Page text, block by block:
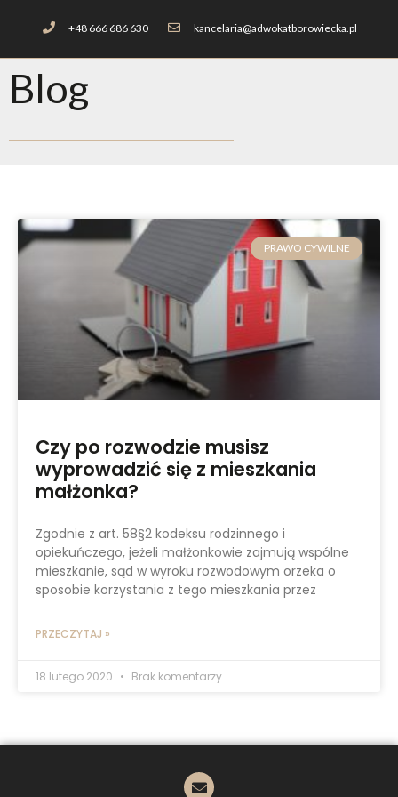
+48 666 686 630 kancelaria@adwokatborowiecka.pl
Blog
PRAWO CYWILNE
Czy po rozwodzie musisz
wyprowadzić się z mieszkania
małżonka?
Zgodnie z art. 58§2 kodeksu rodzinnego i
opiekuńczego, jeżeli małżonkowie zajmują wspólne
mieszkanie, sąd w wyroku rozwodowym orzeka o
sposobie korzystania z tego mieszkania przez
PRZECZYTAJ »
18 lutego 2020 Brak komentarzy